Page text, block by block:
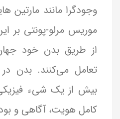
وجودگرا مانند مارتین
موریس مرلو-پونتی بر
از طریق بدن خود
تعامل می‌کنند. بدن
بیش از یک شیء
کامل هویت، آگاهی و